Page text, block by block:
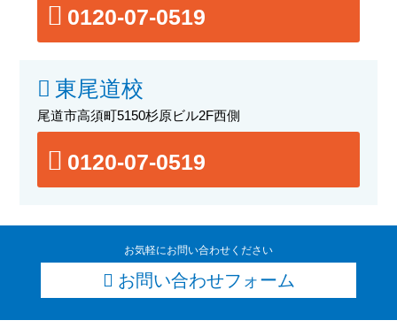
0120-07-0519
東尾道校
尾道市高須町5150杉原ビル2F西側
0120-07-0519
お気軽にお問い合わせください
お問い合わせフォーム